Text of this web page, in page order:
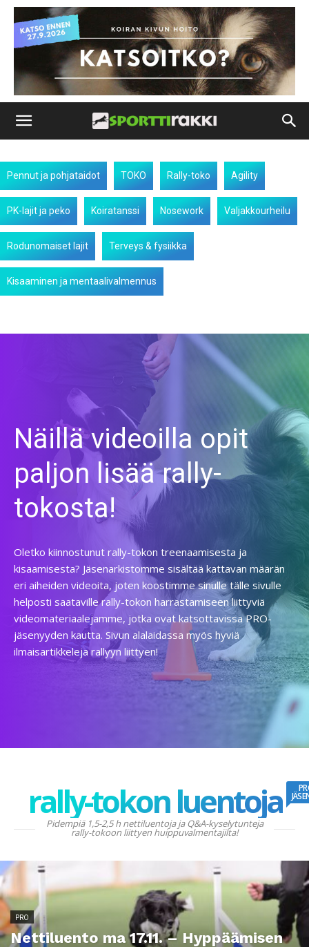
Pennut ja pohjataidot TOKO Rally-toko Agility
PK-lajit ja peko Koiratanssi Nosework Valjakkourheilu
Rodunomaiset lajit Terveys & fysiikka
Kisaaminen ja mentaalivalmennus
Näillä videoilla opit
paljon lisää rally-
tokosta!
Oletko kiinnostunut rally-tokon treenaamisesta ja
kisaamisesta? Jäsenarkistomme sisältää kattavan määrän
eri aiheiden videoita, joten koostimme sinulle tälle sivulle
helposti saataville rally-tokon harrastamiseen liittyviä
videomateriaalejamme, jotka ovat katsottavissa PRO-
jäsenyyden kautta. Sivun alalaidassa myös hyviä
ilmaisartikkeleja rallyyn liittyen!
rally-tokon luentoja
Pidempiä 1,5-2,5 h nettiluentoja ja Q&A-kyselytunteja
rally-tokoon liittyen huippuvalmentajilta!
PRO
Nettiluento ma 17.11. – Hyppäämisen